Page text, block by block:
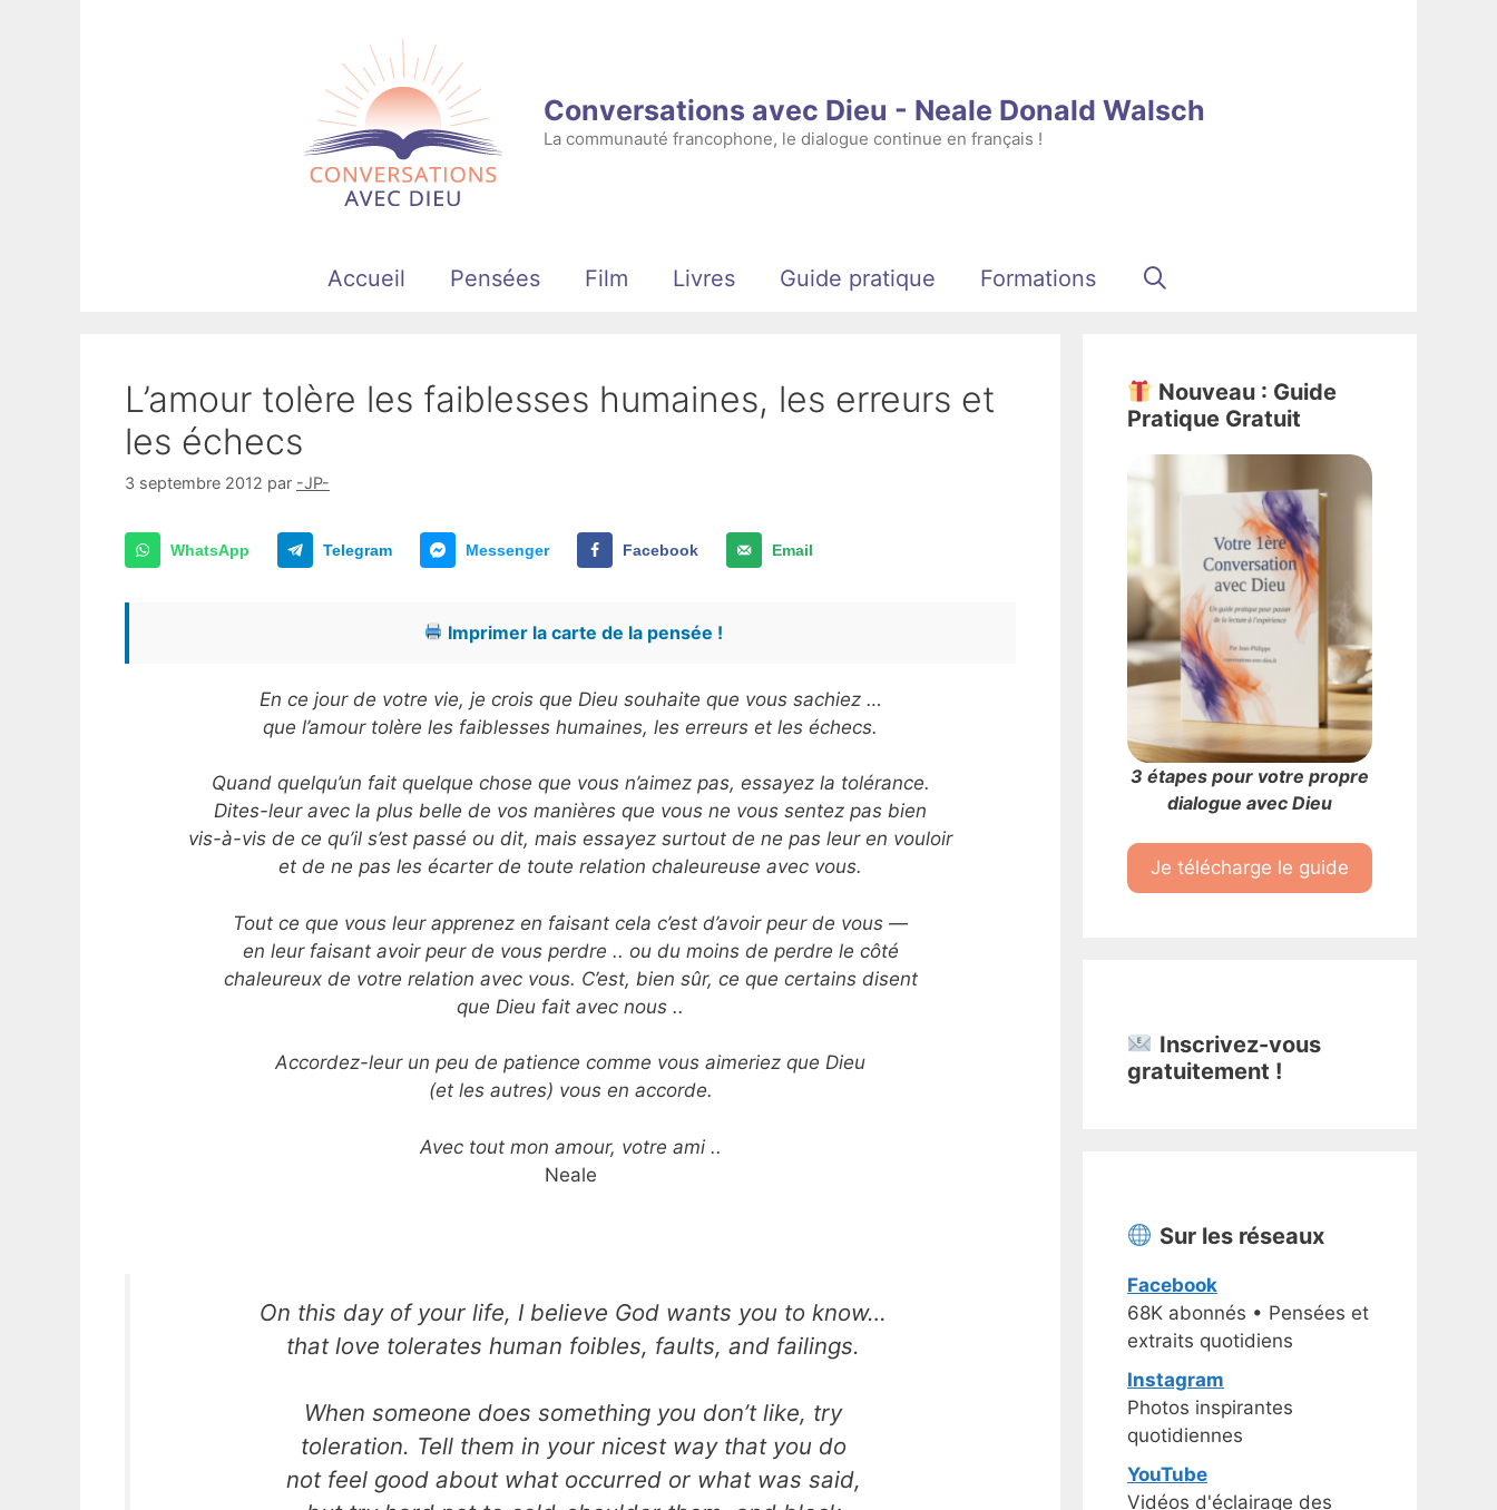
Conversations avec Dieu - Neale Donald Walsch
La communauté francophone, le dialogue continue en français !
Accueil Pensées Film Livres Guide pratique Formations
L’amour tolère les faiblesses humaines, les erreurs et
les échecs
3 septembre 2012 par -JP-
WhatsApp Telegram Messenger Facebook Email
Imprimer la carte de la pensée !
En ce jour de votre vie, je crois que Dieu souhaite que vous sachiez …
que l’amour tolère les faiblesses humaines, les erreurs et les échecs.
Quand quelqu’un fait quelque chose que vous n’aimez pas, essayez la tolérance.
Dites-leur avec la plus belle de vos manières que vous ne vous sentez pas bien
vis-à-vis de ce qu’il s’est passé ou dit, mais essayez surtout de ne pas leur en vouloir
et de ne pas les écarter de toute relation chaleureuse avec vous.
Tout ce que vous leur apprenez en faisant cela c’est d’avoir peur de vous —
en leur faisant avoir peur de vous perdre .. ou du moins de perdre le côté
chaleureux de votre relation avec vous. C’est, bien sûr, ce que certains disent
que Dieu fait avec nous ..
Accordez-leur un peu de patience comme vous aimeriez que Dieu
(et les autres) vous en accorde.
Avec tout mon amour, votre ami ..
Neale
On this day of your life, I believe God wants you to know…
that love tolerates human foibles, faults, and failings.
When someone does something you don’t like, try
toleration. Tell them in your nicest way that you do
not feel good about what occurred or what was said,
Nouveau : Guide
Pratique Gratuit
3 étapes pour votre propre
dialogue avec Dieu
Je télécharge le guide
Inscrivez-vous
gratuitement !
Sur les réseaux
Facebook
68K abonnés • Pensées et
extraits quotidiens
Instagram
Photos inspirantes
quotidiennes
YouTube
Vidéos d'éclairage des